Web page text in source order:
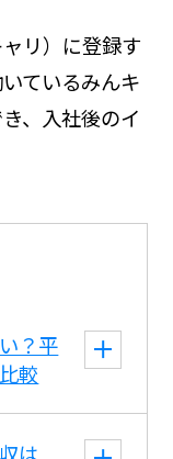
リ）に登録す
ているみんキ
、入社後のイ
？平
較